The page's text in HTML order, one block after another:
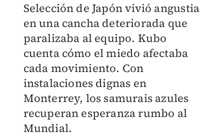
Selección de Japón vivió angustia
en una cancha deteriorada que
paralizaba al equipo. Kubo
cuenta cómo el miedo afectaba
cada movimiento. Con
instalaciones dignas en
Monterrey, los samurais azules
recuperan esperanza rumbo al
Mundial.